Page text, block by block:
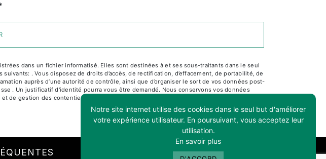
dans un fichier informatisé. Elles sont destinées à et ses sous-traitants dans le seul
. Vous disposez de droits d’accès, de rectification, d’effacement, de portabilité, de
auprès d’une autorité de contrôle, ainsi que d’organiser le sort de vos données post-
. Un justificatif d'identité pourra vous être demandé. Nous conservons vos données
gestion des contentieux. Consultez le site cnil.fr pour plus d’informations sur vos
Notre site internet utilise des cookies dans le seul but d'améliorer
votre expérience utilisateur. En poursuivant, vous acceptez leur
utilisation.
En savoir plus